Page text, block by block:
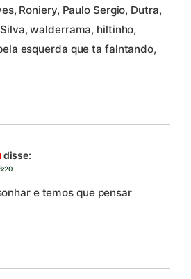
Roniery, Paulo Sergio, Dutra,
walderrama, hiltinho,
esquerda que ta falntando,
disse:
e temos que pensar